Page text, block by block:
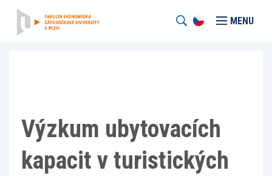
MENU
Výzkum ubytovacích
kapacit v turistických